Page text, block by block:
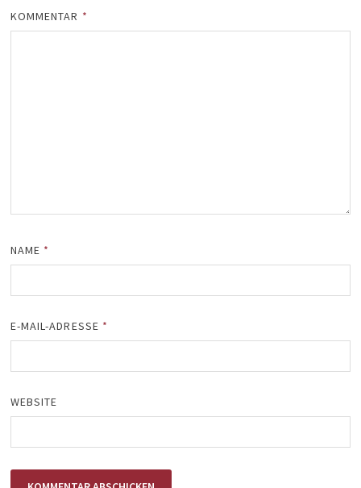
KOMMENTAR *
NAME *
E-MAIL-ADRESSE *
WEBSITE